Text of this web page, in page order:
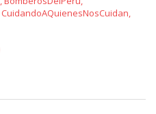
CuidandoAQuienesNosCuidan,